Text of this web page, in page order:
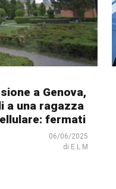
a Genova,
a una ragazza
fermati
06/06/2025
di E.L.M